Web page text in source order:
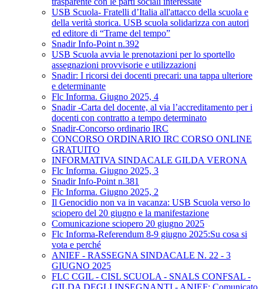
USB Scuola- Fratelli d’Italia all'attacco della scuola e
della verità storica. USB scuola solidarizza con autori
ed editore di “Trame del tempo”
Snadir Info-Point n.392
USB Scuola avvia le prenotazioni per lo sportello
assegnazioni provvisorie e utilizzazioni
Snadir: I ricorsi dei docenti precari: una tappa ulteriore
e determinante
Flc Informa. Giugno 2025, 4
Snadir -Carta del docente, al via l’accreditamento per i
docenti con contratto a tempo determinato
Snadir-Concorso ordinario IRC
CONCORSO ORDINARIO IRC CORSO ONLINE
GRATUITO
INFORMATIVA SINDACALE GILDA VERONA
Flc Informa. Giugno 2025, 3
Snadir Info-Point n.381
Flc Informa. Giugno 2025, 2
Il Genocidio non va in vacanza: USB Scuola verso lo
sciopero del 20 giugno e la manifestazione
Comunicazione sciopero 20 giugno 2025
Flc Informa-Referendum 8-9 giugno 2025:Su cosa si
vota e perché
ANIEF - RASSEGNA SINDACALE N. 22 - 3
GIUGNO 2025
FLC CGIL - CISL SCUOLA - SNALS CONFSAL -